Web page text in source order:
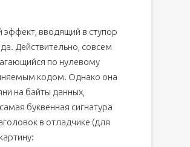
вводящий в ступор
Действительно, совсем
по нулевому
кодом. Однако она
на байты данных,
буквенная сигнатура
в отладчике (для